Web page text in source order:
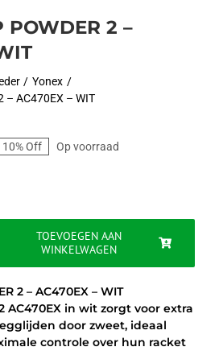
POWDER 2 –
Yonex
– AC470EX – WIT
10% Off Op voorraad
TOEVOEGEN AAN
WINKELWAGEN
2 – AC470EX – WIT
AC470EX in wit zorgt voor extra
door zweet, ideaal
controle over hun racket